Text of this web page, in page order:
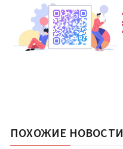
ПОХОЖИЕ НОВОСТИ